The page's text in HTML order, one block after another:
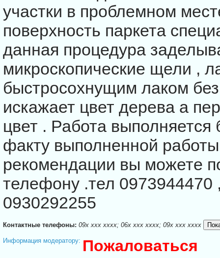
участки в проблемном
поверхность паркета
данная процедура
микроскопические щели ,
быстросохнущим лаком
искажает цвет дерева а
цвет . Работа выполняется
факту выполненной
рекомендации вы можете
телефону .тел 0973944470
0930292255
Контактные телефоны: 09x xxx xxxx; 06x xxx xxxx; 09x xxx xxxx
Информация модератору: Пожаловаться